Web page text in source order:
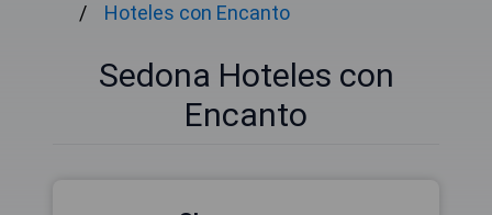
Hoteles con Encanto
Sedona Hoteles con
Encanto